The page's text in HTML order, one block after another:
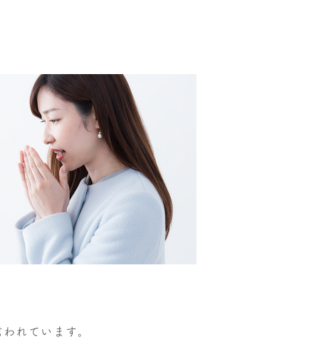
れています。